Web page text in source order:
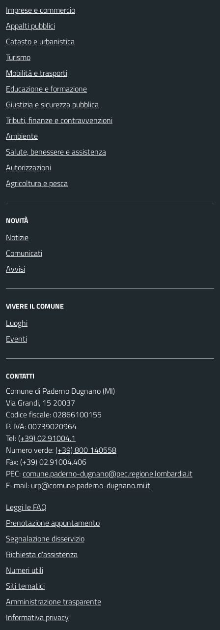
Imprese e commercio
Appalti pubblici
Catasto e urbanistica
Turismo
Mobilità e trasporti
Educazione e formazione
Giustizia e sicurezza pubblica
Tributi, finanze e contravvenzioni
Ambiente
Salute, benessere e assistenza
Autorizzazioni
Agricoltura e pesca
NOVITÀ
Notizie
Comunicati
Avvisi
VIVERE IL COMUNE
Luoghi
Eventi
CONTATTI
Comune di Paderno Dugnano (MI)
Via Grandi, 15 20037
Codice fiscale: 02866100155
P. IVA: 00739020964
Tel:(+39) 02.91004.1
Numero verde:(+39) 800 140558
Fax: (+39) 02.91004.406
PEC:comune.paderno-dugnano@pec.regione.lombardia.it
E-mail: urp@comune.paderno-dugnano.mi.it
Leggi le FAQ
Prenotazione appuntamento
Segnalazione disservizio
Richiesta d'assistenza
Numeri utili
Siti tematici
Amministrazione trasparente
Informativa privacy